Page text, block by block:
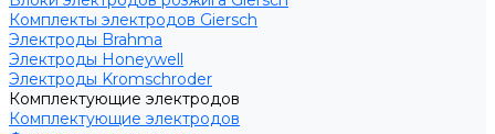
Комплекты электродов Giersch
Электроды Brahma
Электроды Honeywell
Электроды Kromschroder
Комплектующие электродов
Комплектующие электродов